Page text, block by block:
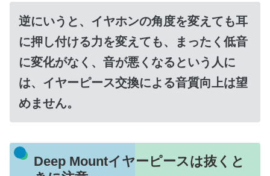
逆にいうと、イヤホンの角度を変えても耳
に押し付ける力を変えても、まったく低音
に変化がなく、音が悪くなるという人に
は、イヤーピース交換による音質向上は望
めません。
Deep Mountイヤーピースは抜くと